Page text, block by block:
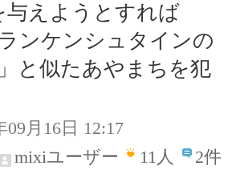
与えようとすれば
ランケンシュタインの
と似たあやまちを犯
09月16日 12:17
mixiユーザー
11人 2件